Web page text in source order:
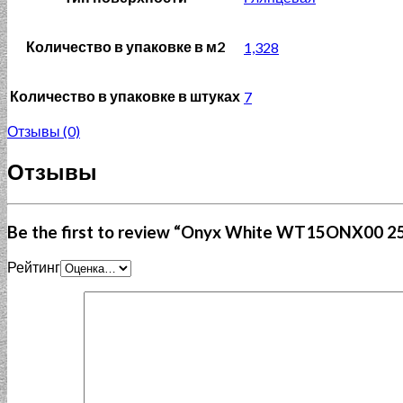
Количество в упаковке в м2 1,328
Количество в упаковке в штуках 7
Отзывы (0)
Отзывы
Be the first to review “Onyx White WT15ONX00
Рейтинг